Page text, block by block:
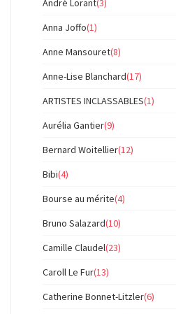
André Lorant(3)
Anna Joffo(1)
Anne Mansouret(8)
Anne-Lise Blanchard(17)
ARTISTES INCLASSABLES(1)
Aurélia Gantier(9)
Bernard Woitellier(12)
Bibi(4)
Bourse au mérite(4)
Bruno Salazard(10)
Camille Claudel(23)
Caroll Le Fur(13)
Catherine Bonnet-Litzler(6)